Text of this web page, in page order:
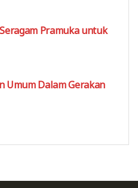
Pramuka untuk
Umum Dalam Gerakan